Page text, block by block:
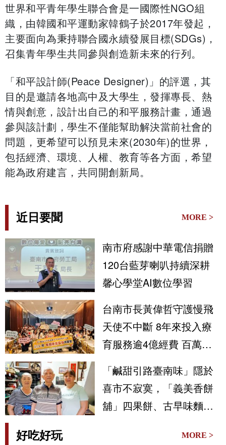
世界和平青年學生聯合會是一國際性NGO組
織，由韓國和平運動家韓鶴子於2017年發起，
主要面向為秉持聯合國永續發展目標(SDGs)，
召集青年學生共同參與創造新未來的行列。
「和平設計師(Peace Designer)」的評選，其
目的是邀請各地高中及大學生，發揮專長、熱
情與創意，設計出自己的和平服務計畫，通過
參與該計劃，學生不僅能幫助解決當前社會的
問題，更希望可以預見未來(2030年)的世界，
包括經濟、環境、人權、教育等各方面，希望
能為政府建言，共同開創新局。
近日要聞 MORE >
南市府感謝中華電信捐贈
120台藍芽喇叭持續深耕
馨心學堂AI數位學習
台南市長黃偉哲守護慢飛
天使不中斷 8年來投入療
育服務逾4億經費 百萬人
「鹹甜引路臺南味」隱於
喜市不寂寞，「義美香餅
舖」四果餅、古早味麵粉
好吃好玩 MORE >